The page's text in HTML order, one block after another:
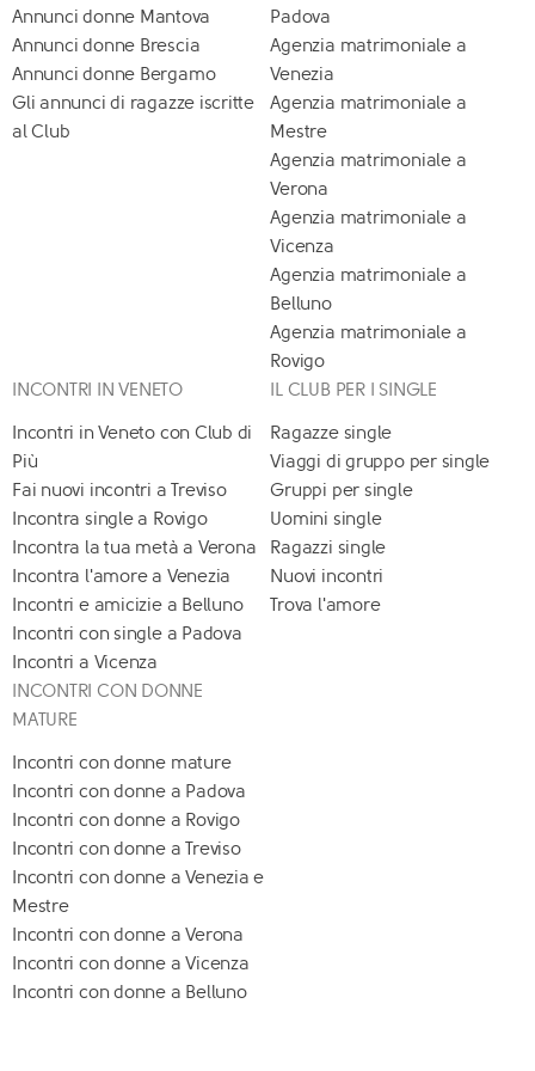
Annunci donne Mantova
Annunci donne Brescia
Annunci donne Bergamo
Gli annunci di ragazze iscritte
al Club
Padova
Agenzia matrimoniale a
Venezia
Agenzia matrimoniale a
Mestre
Agenzia matrimoniale a
Verona
Agenzia matrimoniale a
Vicenza
Agenzia matrimoniale a
Belluno
Agenzia matrimoniale a
Rovigo
INCONTRI IN VENETO
Incontri in Veneto con Club di
Più
Fai nuovi incontri a Treviso
Incontra single a Rovigo
Incontra la tua metà a Verona
Incontra l'amore a Venezia
Incontri e amicizie a Belluno
Incontri con single a Padova
Incontri a Vicenza
IL CLUB PER I SINGLE
Ragazze single
Viaggi di gruppo per single
Gruppi per single
Uomini single
Ragazzi single
Nuovi incontri
Trova l'amore
INCONTRI CON DONNE
MATURE
Incontri con donne mature
Incontri con donne a Padova
Incontri con donne a Rovigo
Incontri con donne a Treviso
Incontri con donne a Venezia e
Mestre
Incontri con donne a Verona
Incontri con donne a Vicenza
Incontri con donne a Belluno